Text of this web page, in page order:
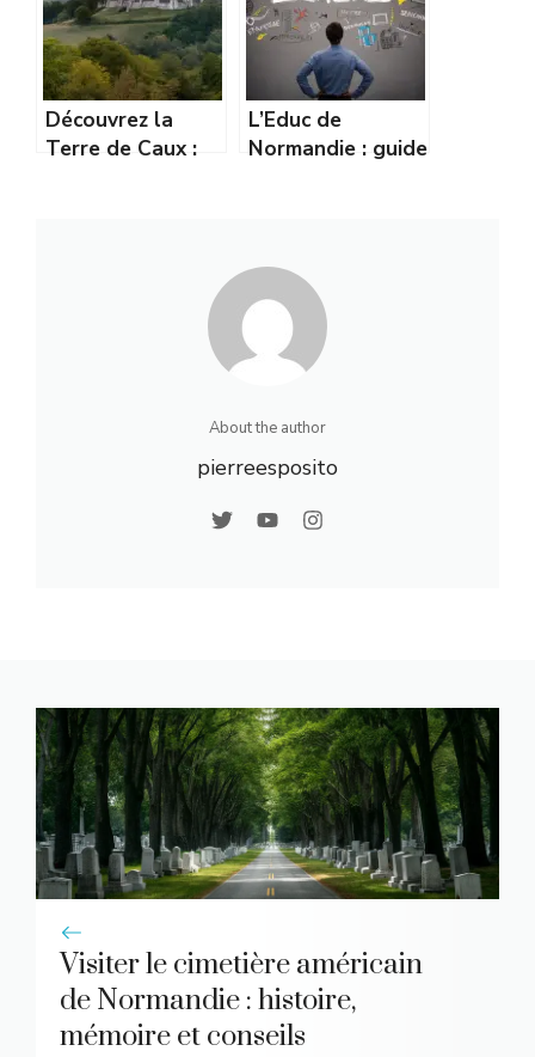
Découvrez la
Terre de Caux :
L’Educ de
Normandie : guide
About the author
pierreesposito
Visiter le cimetière américain
de Normandie : histoire,
mémoire et conseils